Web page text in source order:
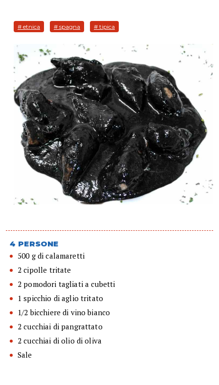
# etnica # spagna # tipica
4 PERSONE
500 g di calamaretti
2 cipolle tritate
2 pomodori tagliati a cubetti
1 spicchio di aglio tritato
1/2 bicchiere di vino bianco
2 cucchiai di pangrattato
2 cucchiai di olio di oliva
Sale